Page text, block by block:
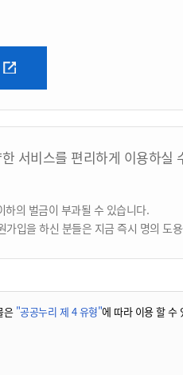
서비스를 편리하게 이용하실
의 벌금이 부과될 수 있습니다.
입을 하신 분들은 지금 즉시 명의 도
은 "공공누리 제 4 유형"에 따라 이용 할 수